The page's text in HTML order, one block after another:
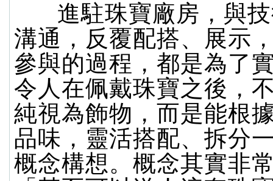
進駐珠寶廠房，與
溝通，反覆配搭、展示
參與的過程，都是為了
令人在佩戴珠寶之後，
純視為飾物，而是能根
品味，靈活搭配、拆分
概念構想。概念其實非